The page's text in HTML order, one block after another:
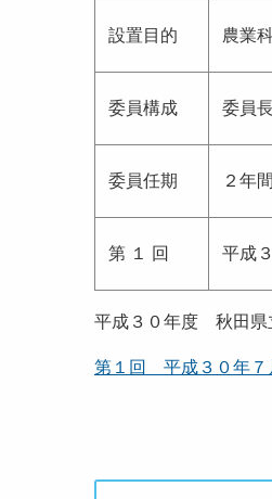
設置目的 農業
委員構成 委員
委員任期 ２年
第 １ 回 平成
平成３０年度 秋田県
第１回 平成３０年７